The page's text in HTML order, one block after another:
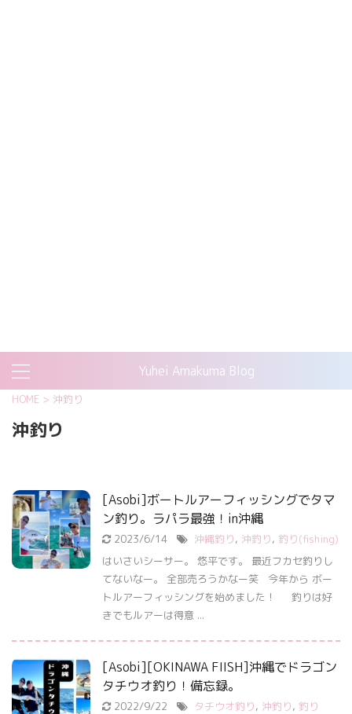
Yuhei Amakuma Blog
HOME > 沖釣り
沖釣り
[Asobi]ボートルアーフィッシングでタマ
ン釣り。ラパラ最強！in沖縄
2023/6/14 沖縄釣り, 沖釣り, 釣り(fishing)
はいさいシーサー。 悠平です。 最近フカセ釣りし
てないなー。 全部売ろうかなー笑 今年から ボー
トルアーフィッシングを始めました！ 釣りは好
きでもルアーは得意 ...
[Asobi][OKINAWA FIISH]沖縄でドラゴン
タチウオ釣り！備忘録。
2022/9/22 タチウオ釣り, 沖釣り, 釣り